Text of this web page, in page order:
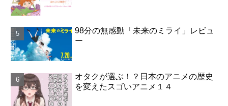
98分の無感動「未来のミライ」レビュ
ー
オタクが選ぶ！？日本のアニメの歴史
を変えたスゴいアニメ１４